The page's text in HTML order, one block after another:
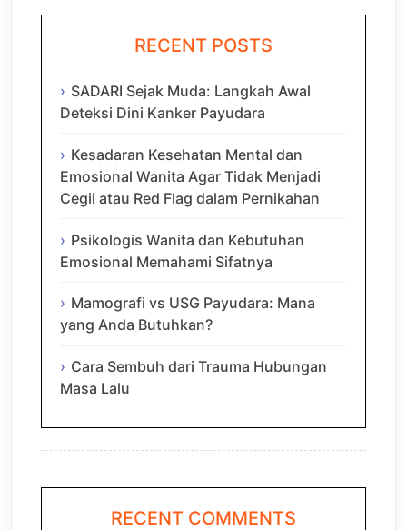
RECENT POSTS
SADARI Sejak Muda: Langkah Awal
Deteksi Dini Kanker Payudara
Kesadaran Kesehatan Mental dan
Emosional Wanita Agar Tidak Menjadi
Cegil atau Red Flag dalam Pernikahan
Psikologis Wanita dan Kebutuhan
Emosional Memahami Sifatnya
Mamografi vs USG Payudara: Mana
yang Anda Butuhkan?
Cara Sembuh dari Trauma Hubungan
Masa Lalu
RECENT COMMENTS